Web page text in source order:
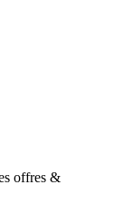
offres &